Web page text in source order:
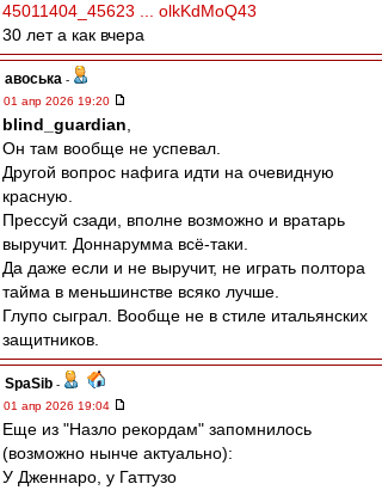
45011404_45623 ... olkKdMoQ43
30 лет а как вчера
авоська -
01 апр 2026 19:20
blind_guardian
Он там вообще не успевал.
Другой вопрос нафига идти на очевидную
красную.
Прессуй сзади, вполне возможно и вратарь
выручит. Доннарумма всё-таки.
Да даже если и не выручит, не играть полтора
тайма в меньшинстве всяко лучше.
Глупо сыграл. Вообще не в стиле итальянских
защитников.
SpaSib -
01 апр 2026 19:04
Еще из "Назло рекордам" запомнилось
(возможно нынче актуально):
У Дженнаро, у Гаттузо